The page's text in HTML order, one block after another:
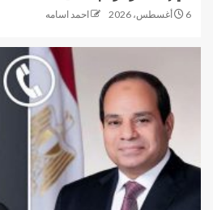
6 أغسطس، 2026 احمد اسامه